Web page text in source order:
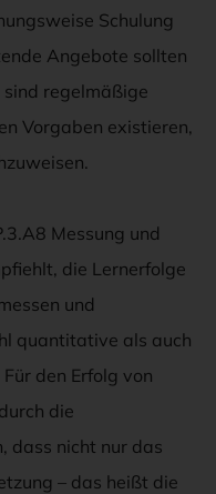
Schulung
Angebote sollten
sind regelmäßige
Vorgaben existieren,
Messung und
die Lernerfolge
und
quantitative als auch
den Erfolg von
die
dass nicht nur das
– das heißt die